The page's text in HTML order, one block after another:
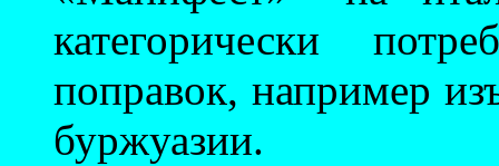
категорически
поправок, например
буржуазии.